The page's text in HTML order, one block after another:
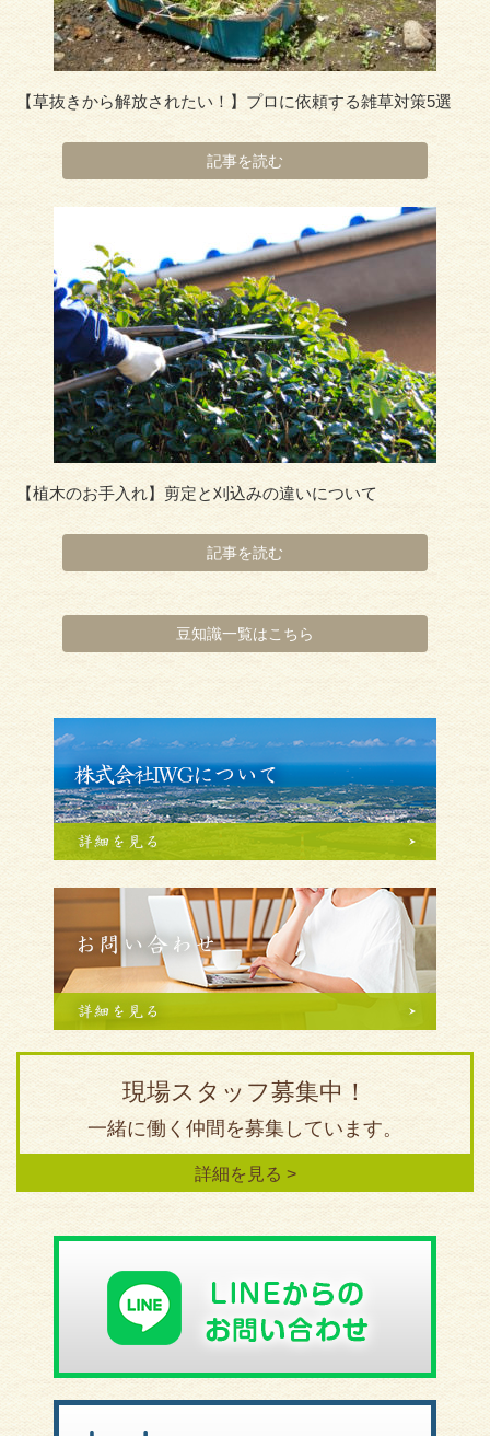
【草抜きから解放されたい！】プロに依頼する雑草対策5選
記事を読む
【植木のお手入れ】剪定と刈込みの違いについて
記事を読む
豆知識一覧はこちら
現場スタッフ募集中！
一緒に働く仲間を募集しています。
詳細を見る >